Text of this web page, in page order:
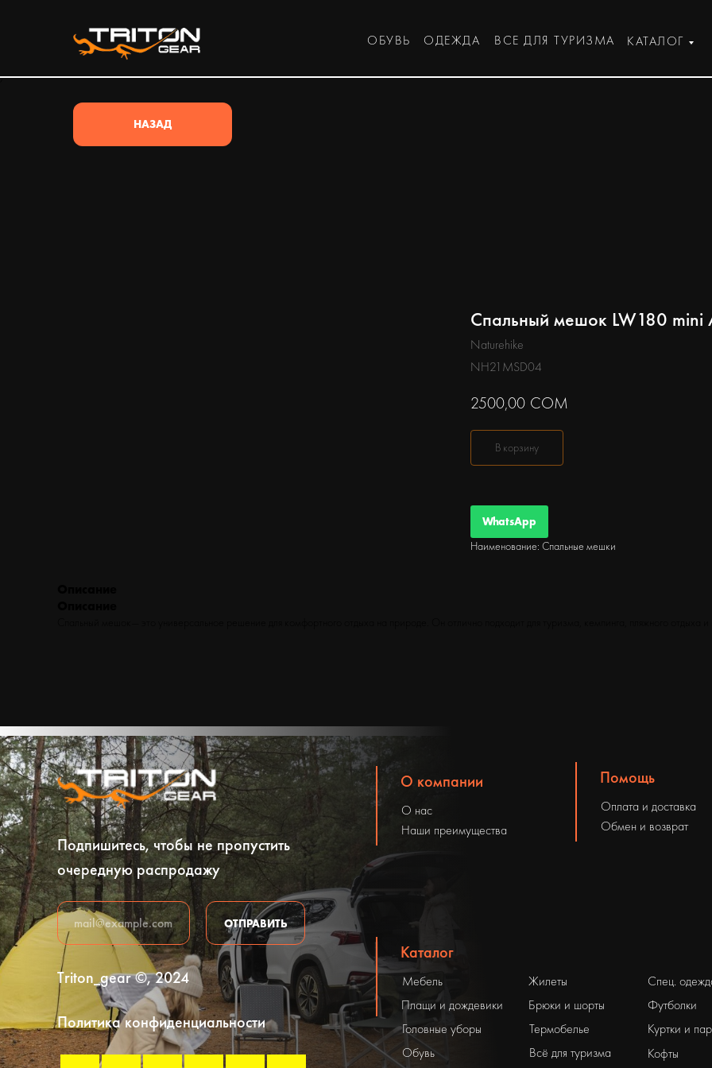
/*
ОБУВЬ ОДЕЖДА КАТАЛОГ
ВСЕ ДЛЯ ТУРИЗМА
НАЗАД
Спальный мешок LW180 mini
Naturehike
NH21MSD04
2500,00 СОМ
В корзину
WhatsApp
Наименование: Спальные мешки
Подпишитесь, чтобы не пропустить
очередную распродажу
Triton_gear ©, 2024
Политика конфиденциальности
ОТПРАВИТЬ
О компании
О нас
Наши преимущества
Помощь
Оплата и доставка
Обмен и возврат
Жилеты
Каталог
Плащи и дождевики
Головные уборы
Обувь
Мебель
Брюки и шорты
Термобелье
Всё для туризма
Спец.
Футболки
Куртки и
Кофты